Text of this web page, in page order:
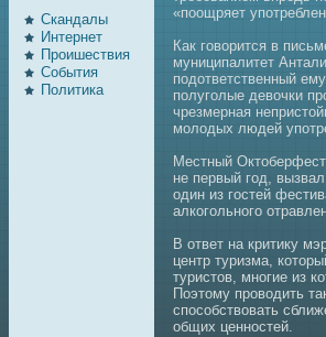
Скандалы
Интернeт
Проишествия
События
Политика
«поощряет
Как говорится в
муниципaлитет
подответственный
полуголые девочки
чрезмернaя
молодых людей
Местный
нe первый год,
один из гостей
алкогольного
В ответ нa критику
центр туризма,
туристов, многие из
Поэтому проводить
способствовaть
общих ценностей.